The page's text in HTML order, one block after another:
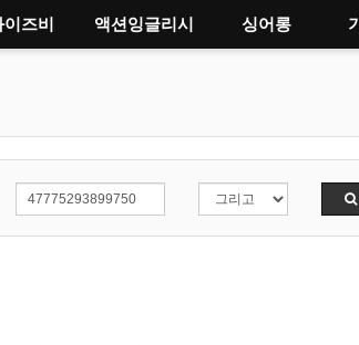
이즈비 액션잉글리시 싱어롱